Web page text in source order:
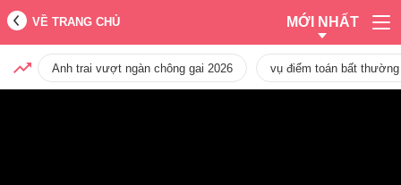
VỀ TRANG CHỦ MỚI NHẤT
Anh trai vượt ngàn chông gai 2026 vụ điểm toán bất